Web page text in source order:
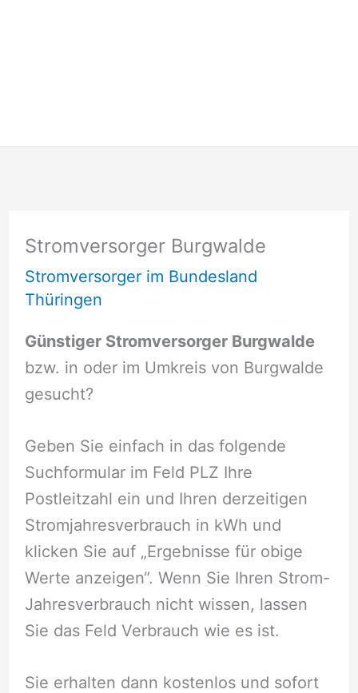
Stromversorger Burgwalde
Stromversorger im Bundesland
Thüringen
Günstiger Stromversorger Burgwalde
bzw. in oder im Umkreis von Burgwalde
gesucht?
Geben Sie einfach in das folgende
Suchformular im Feld PLZ Ihre
Postleitzahl ein und Ihren derzeitigen
Stromjahresverbrauch in kWh und
klicken Sie auf „Ergebnisse für obige
Werte anzeigen“. Wenn Sie Ihren Strom-
Jahresverbrauch nicht wissen, lassen
Sie das Feld Verbrauch wie es ist.
Sie erhalten dann kostenlos und sofort